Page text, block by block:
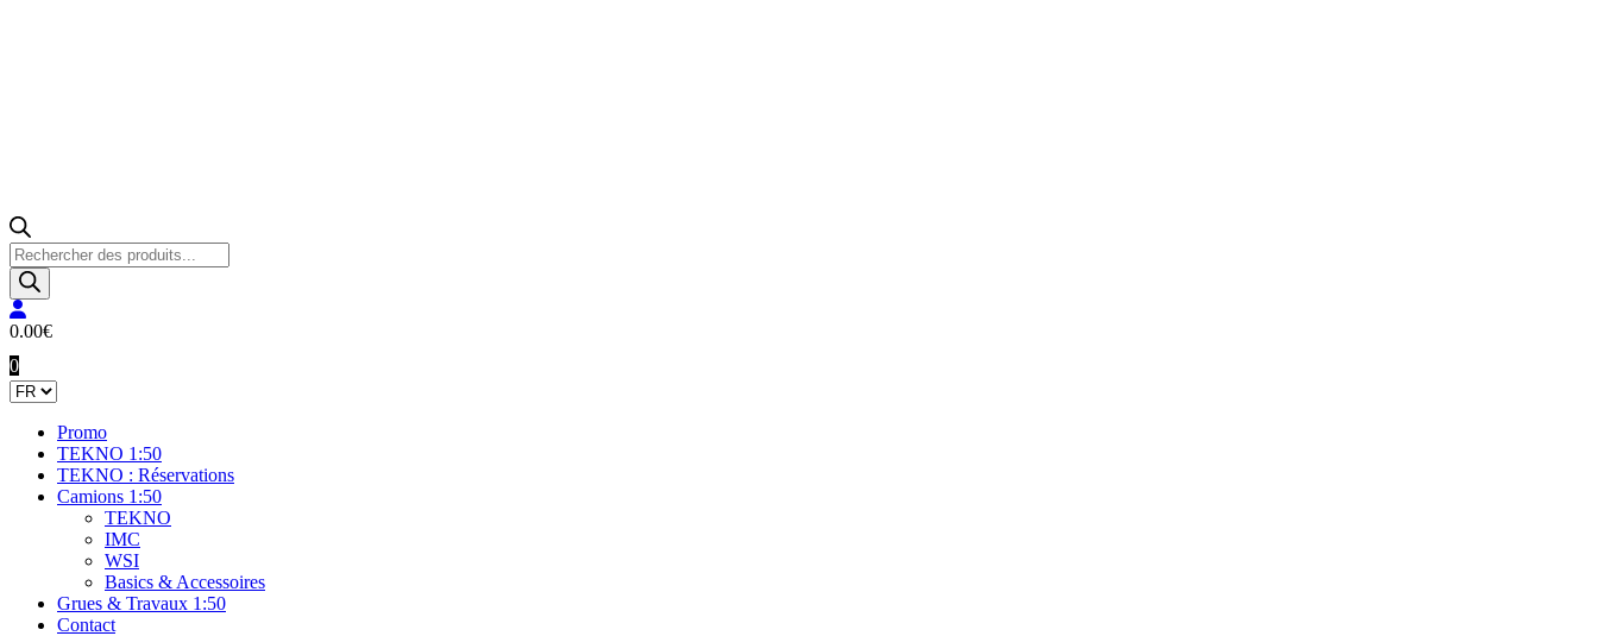
Recherche
de
produits
0.00€
0
Promo
TEKNO 1:50
TEKNO : Réservations
Camions 1:50
TEKNO
IMC
WSI
Basics & Accessoires
Grues & Travaux 1:50
Contact